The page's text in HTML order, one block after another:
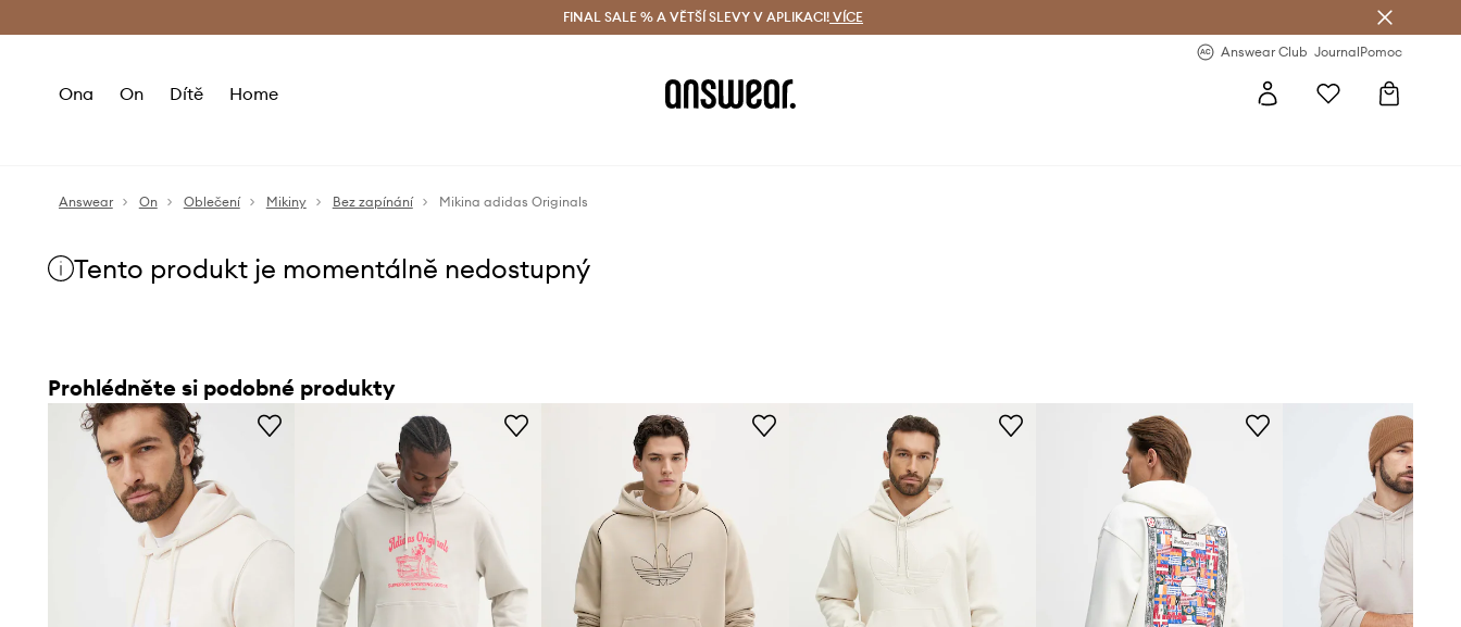
Doručení a vrácení zdarma (od 1800 Kč) Doručení i do 24 h
FINAL SALE % A VĚTŠÍ SLEVY V APLIKACI! VÍCE
Answear Club JournalPomoc
Ona On Dítě Home
Answear On Oblečení Mikiny Bez zapínání Mikina adidas Originals
Tento produkt je momentálně nedostupný
Prohlédněte si podobné produkty